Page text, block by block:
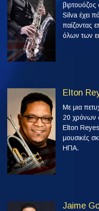
Silva έχει
παίζοντας
όλων των
Elton
Με μια
20 χρόνων
Elton Reyes
μουσικές
ΗΠΑ.
Jaime